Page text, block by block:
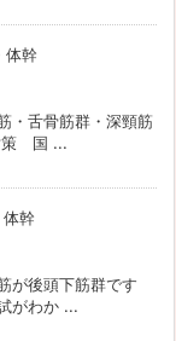
体幹
・舌骨筋群・深頸筋
策 国 ...
体幹
が後頭下筋群です
がわか ...